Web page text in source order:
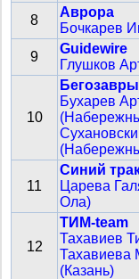
8
Аврора
Бочкарев
9
Guidewire
Глушков
10
Бегозавры
Бухарев
11
Синий
Царева
Ола)
12
ТИМ-team
Тахавиев
Тахавиева
(Казань)